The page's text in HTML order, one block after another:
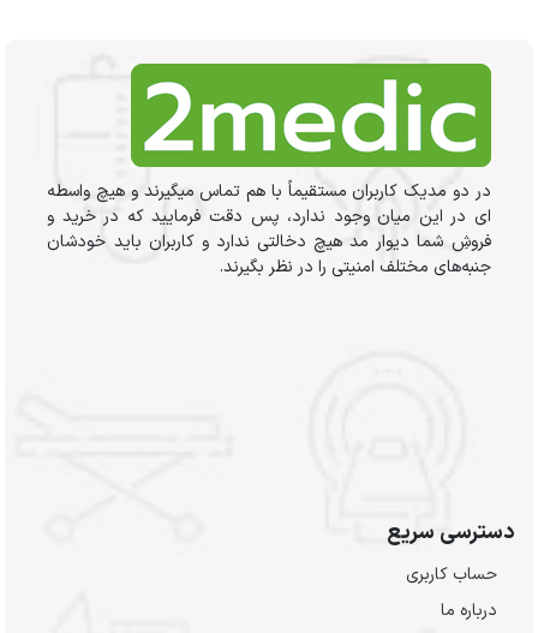
در دو مدیک کاربران مستقیماً با هم تماس میگیرند و هیچ واسطه
ای در این میان وجود ندارد، پس دقت فرمایید که در خرید و
فروشِ شما دیوار مد هیچ دخالتی ندارد و کاربران باید خودشان
جنبه‌های مختلف امنیتی را در نظر بگیرند.
دسترسی سریع
حساب کاربری
درباره ما